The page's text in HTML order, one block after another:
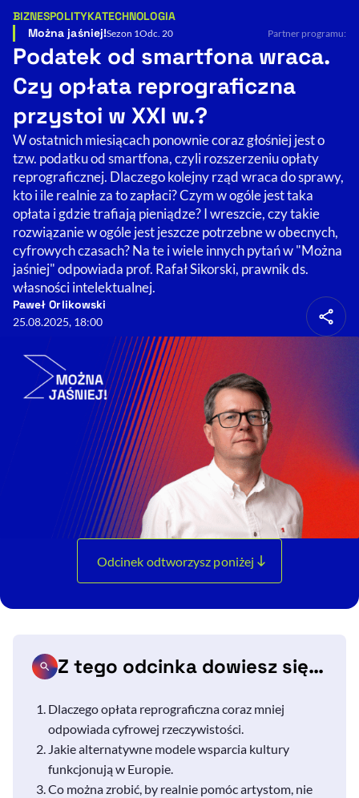
Resetuj opcje
Ułatwienia dostępności wspierają:
Sprawdź, jak i dlaczego zwiększamy dostępność, otwiera się w nowym
Deklaracja dostępności, otwiera się w nowym oknie
, otwiera się w
Kategorie artykułu:
BIZNESPOLITYKATECHNOLOGIA
Można jaśniej!Sezon 1Odc. 20 Partner programu:
Podatek od smartfona wraca.
Czy opłata reprograficzna
przystoi w XXI w.?
W ostatnich miesiącach ponownie coraz głośniej jest o
tzw. podatku od smartfona, czyli rozszerzeniu opłaty
reprograficznej. Dlaczego kolejny rząd wraca do sprawy,
kto i ile realnie za to zapłaci? Czym w ogóle jest taka
opłata i gdzie trafiają pieniądze? I wreszcie, czy takie
rozwiązanie w ogóle jest jeszcze potrzebne w obecnych,
cyfrowych czasach? Na te i wiele innych pytań w "Można
jaśniej" odpowiada prof. Rafał Sikorski, prawnik ds.
własności intelektualnej.
Paweł Orlikowski
25.08.2025, 18:00
Odcinek odtworzysz poniżej
Z tego odcinka dowiesz się…
Dlaczego opłata reprograficzna coraz mniej
odpowiada cyfrowej rzeczywistości.
Jakie alternatywne modele wsparcia kultury
funkcjonują w Europie.
Co można zrobić, by realnie pomóc artystom, nie